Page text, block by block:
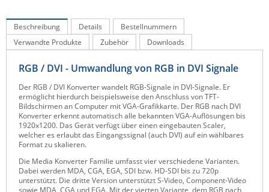
Ihse
Kerlink
Kramer Electronics
KVM TEC
Legrand
LigoWave
Milesight
Moxa
Netio
Beschreibung Details
Bestellnummern
Verwandte Produkte
Zubehör Downloads
RGB / DVI - Umwandlung von RGB in DVI Signale
Der RGB / DVI Konverter wandelt RGB-Signale in DVI-Signale. Er
ermöglicht hierdurch beispielsweise den Anschluss von TFT-
Bildschirmen an Computer mit VGA-Grafikkarte. Der RGB nach DVI
Konverter erkennt automatisch alle bekannten VGA-Auflösungen bis
1920x1200. Das Gerät verfügt über einen eingebauten Scaler,
welcher es erlaubt das Eingangssignal (auch DVI) auf ein wählbares
Format zu skalieren.
Die Media Konverter Familie umfasst vier verschiedene Varianten.
Dabei werden MDA, CGA, EGA, SDI bzw. HD-SDI bis zu 720p
unterstützt. Die dritte Version unterstützt S-Video, Component-Video
sowie MDA, CGA und EGA. Mit der vierten Variante, dem RGB nach